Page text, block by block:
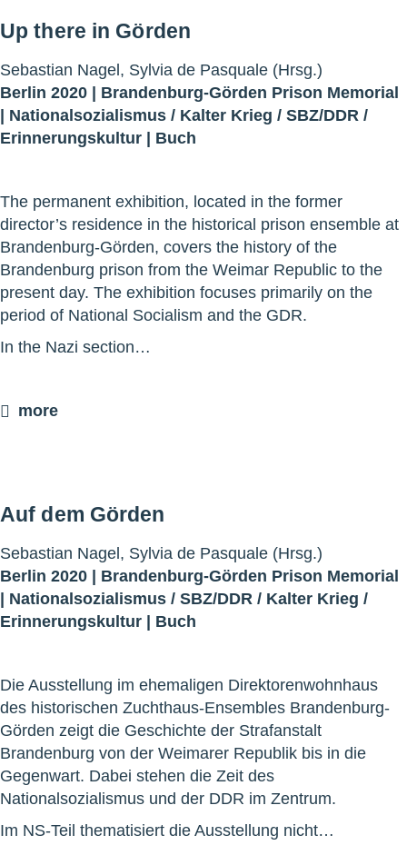
Up there in Görden
Sebastian Nagel, Sylvia de Pasquale (Hrsg.)
Berlin 2020 | Brandenburg-Görden Prison Memorial
| Nationalsozialismus / Kalter Krieg / SBZ/DDR /
Erinnerungskultur | Buch
The permanent exhibition, located in the former
director’s residence in the historical prison ensemble at
Brandenburg-Görden, covers the history of the
Brandenburg prison from the Weimar Republic to the
present day. The exhibition focuses primarily on the
period of National Socialism and the GDR.
In the Nazi section…
more
Auf dem Görden
Sebastian Nagel, Sylvia de Pasquale (Hrsg.)
Berlin 2020 | Brandenburg-Görden Prison Memorial
| Nationalsozialismus / SBZ/DDR / Kalter Krieg /
Erinnerungskultur | Buch
Die Ausstellung im ehemaligen Direktorenwohnhaus
des historischen Zuchthaus-Ensembles Brandenburg-
Görden zeigt die Geschichte der Strafanstalt
Brandenburg von der Weimarer Republik bis in die
Gegenwart. Dabei stehen die Zeit des
Nationalsozialismus und der DDR im Zentrum.
Im NS-Teil thematisiert die Ausstellung nicht…